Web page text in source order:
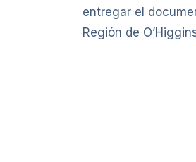
entregar el
Región de